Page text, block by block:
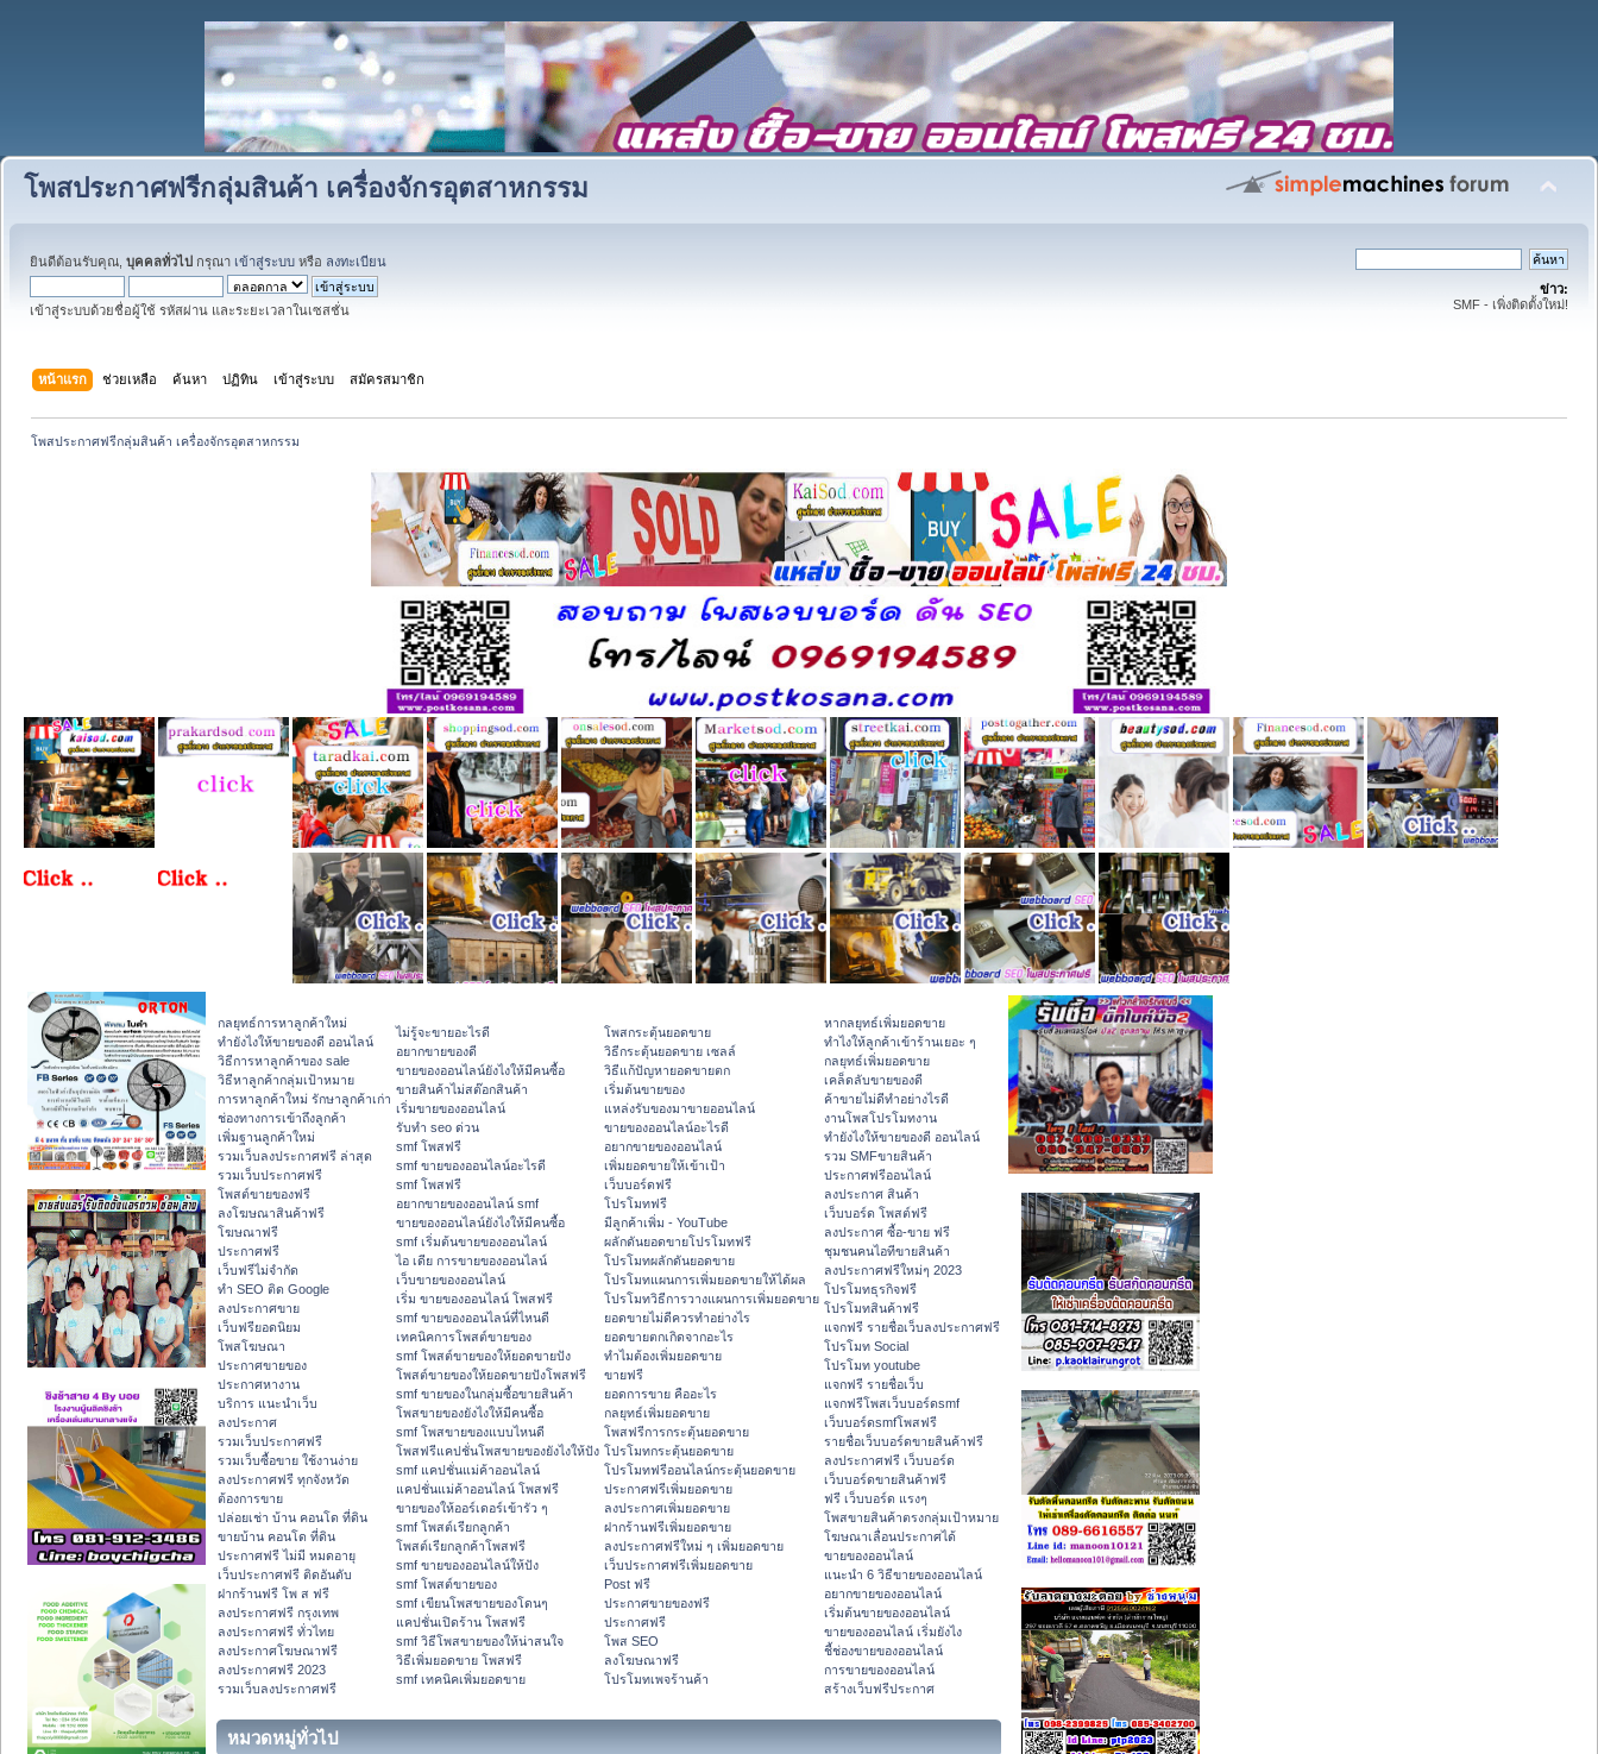
โพสประกาศฟรีกลุ่มสินค้า เครื่องจักรอุตสาหกรรม
ยินดีต้อนรับคุณ, บุคคลทั่วไป กรุณา เข้าสู่ระบบ หรือ ลงทะเบียน
เข้าสู่ระบบด้วยชื่อผู้ใช้ รหัสผ่าน และระยะเวลาในเซสชั่น
ข่าว:
SMF - เพิ่งติดตั้งใหม่!
หน้าแรก ช่วยเหลือ ค้นหา ปฏิทิน เข้าสู่ระบบ สมัครสมาชิก
โพสประกาศฟรีกลุ่มสินค้า เครื่องจักรอุตสาหกรรม
กลยุทธ์การหาลูกค้าใหม่
ทํายังไงให้ขายของดี ออนไลน์
วิธีการหาลูกค้าของ sale
วิธีหาลูกค้ากลุ่มเป้าหมาย
การหาลูกค้าใหม่ รักษาลูกค้าเก่า
ช่องทางการเข้าถึงลูกค้า
เพิ่มฐานลูกค้าใหม่
รวมเว็บลงประกาศฟรี ล่าสุด
รวมเว็บประกาศฟรี
โพสต์ขายของฟรี
ลงโฆษณาสินค้าฟรี
โฆษณาฟรี
ประกาศฟรี
เว็บฟรีไม่จำกัด
ทำ SEO ติด Google
ลงประกาศขาย
เว็บฟรียอดนิยม
โพสโฆษณา
ประกาศขายของ
ประกาศหางาน
บริการ แนะนำเว็บ
ลงประกาศ
รวมเว็บประกาศฟรี
รวมเว็บซื้อขาย ใช้งานง่าย
ลงประกาศฟรี ทุกจังหวัด
ต้องการขาย
ปล่อยเช่า บ้าน คอนโด ที่ดิน
ขายบ้าน คอนโด ที่ดิน
ประกาศฟรี ไม่มี หมดอายุ
เว็บประกาศฟรี ติดอันดับ
ฝากร้านฟรี โพ ส ฟรี
ลงประกาศฟรี กรุงเทพ
ลงประกาศฟรี ทั่วไทย
ลงประกาศโฆษณาฟรี
ลงประกาศฟรี 2023
รวมเว็บลงประกาศฟรี
ไม่รู้จะขายอะไรดี
อยากขายของดี
ขายของออนไลน์ยังไงให้มีคนซื้อ
ขายสินค้าไม่สต๊อกสินค้า
เริ่มขายของออนไลน์
รับทำ seo ด่วน
smf โพสฟรี
smf ขายของออนไลน์อะไรดี
smf โพสฟรี
อยากขายของออนไลน์ smf
ขายของออนไลน์ยังไงให้มีคนซื้อ
smf เริ่มต้นขายของออนไลน์
ไอ เดีย การขายของออนไลน์
เว็บขายของออนไลน์
เริ่ม ขายของออนไลน์ โพสฟรี
smf ขายของออนไลน์ที่ไหนดี
เทคนิคการโพสต์ขายของ
smf โพสต์ขายของให้ยอดขายปัง
โพสต์ขายของให้ยอดขายปังโพสฟรี
smf ขายของในกลุ่มซื้อขายสินค้า
โพสขายของยังไงให้มีคนซื้อ
smf โพสขายของแบบไหนดี
โพสฟรีแคปชั่นโพสขายของยังไงให้ปัง
smf แคปชั่นแม่ค้าออนไลน์
แคปชั่นแม่ค้าออนไลน์ โพสฟรี
ขายของให้ออร์เดอร์เข้ารัว ๆ
smf โพสต์เรียกลูกค้า
โพสต์เรียกลูกค้าโพสฟรี
smf ขายของออนไลน์ให้ปัง
smf โพสต์ขายของ
smf เขียนโพสขายของโดนๆ
แคปชั่นเปิดร้าน โพสฟรี
smf วิธีโพสขายของให้น่าสนใจ
วิธีเพิ่มยอดขาย โพสฟรี
smf เทคนิคเพิ่มยอดขาย
โพสกระตุ้นยอดขาย
วิธีกระตุ้นยอดขาย เซลล์
วิธีแก้ปัญหายอดขายตก
เริ่มต้นขายของ
แหล่งรับของมาขายออนไลน์
ขายของออนไลน์อะไรดี
อยากขายของออนไลน์
เพิ่มยอดขายให้เข้าเป้า
เว็บบอร์ดฟรี
โปรโมทฟรี
มีลูกค้าเพิ่ม - YouTube
ผลักดันยอดขายโปรโมทฟรี
โปรโมทผลักดันยอดขาย
โปรโมทแผนการเพิ่มยอดขายให้ได้ผล
โปรโมทวิธีการวางแผนการเพิ่มยอดขาย
ยอดขายไม่ดีควรทำอย่างไร
ยอดขายตกเกิดจากอะไร
ทำไมต้องเพิ่มยอดขาย
ขายฟรี
ยอดการขาย คืออะไร
กลยุทธ์เพิ่มยอดขาย
โพสฟรีการกระตุ้นยอดขาย
โปรโมทกระตุ้นยอดขาย
โปรโมทฟรีออนไลน์กระตุ้นยอดขาย
ประกาศฟรีเพิ่มยอดขาย
ลงประกาศเพิ่มยอดขาย
ฝากร้านฟรีเพิ่มยอดขาย
ลงประกาศฟรีใหม่ ๆ เพิ่มยอดขาย
เว็บประกาศฟรีเพิ่มยอดขาย
Post ฟรี
ประกาศขายของฟรี
ประกาศฟรี
โพส SEO
ลงโฆษณาฟรี
โปรโมทเพจร้านค้า
หากลยุทธ์เพิ่มยอดขาย
ทําไงให้ลูกค้าเข้าร้านเยอะ ๆ
กลยุทธ์เพิ่มยอดขาย
เคล็ดลับขายของดี
ค้าขายไม่ดีทำอย่างไรดี
งานโพสโปรโมทงาน
ทํายังไงให้ขายของดี ออนไลน์
รวม SMFขายสินค้า
ประกาศฟรีออนไลน์
ลงประกาศ สินค้า
เว็บบอร์ด โพสต์ฟรี
ลงประกาศ ซื้อ-ขาย ฟรี
ชุมชนคนไอทีขายสินค้า
ลงประกาศฟรีใหม่ๆ 2023
โปรโมทธุรกิจฟรี
โปรโมทสินค้าฟรี
แจกฟรี รายชื่อเว็บลงประกาศฟรี
โปรโมท Social
โปรโมท youtube
แจกฟรี รายชื่อเว็บ
แจกฟรีโพสเว็บบอร์ดsmf
เว็บบอร์ดsmfโพสฟรี
รายชื่อเว็บบอร์ดขายสินค้าฟรี
ลงประกาศฟรี เว็บบอร์ด
เว็บบอร์ดขายสินค้าฟรี
ฟรี เว็บบอร์ด แรงๆ
โพสขายสินค้าตรงกลุ่มเป้าหมาย
โฆษณาเลื่อนประกาศได้
ขายของออนไลน์
แนะนำ 6 วิธีขายของออนไลน์
อยากขายของออนไลน์
เริ่มต้นขายของออนไลน์
ขายของออนไลน์ เริ่มยังไง
ชี้ช่องขายของออนไลน์
การขายของออนไลน์
สร้างเว็บฟรีประกาศ
หมวดหมู่ทั่วไป